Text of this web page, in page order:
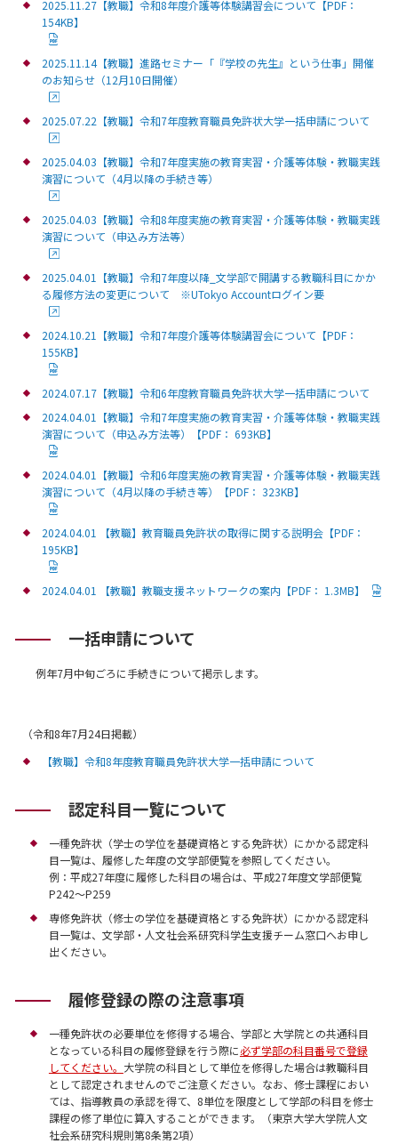
2025.11.27【教職】令和8年度介護等体験講習会について【PDF：
154KB】
2025.11.14【教職】進路セミナー「『学校の先生』という仕事」開催
のお知らせ（12月10日開催）
2025.07.22【教職】令和7年度教育職員免許状大学一括申請について
2025.04.03【教職】令和7年度実施の教育実習・介護等体験・教職実践
演習について（4月以降の手続き等）
2025.04.03【教職】令和8年度実施の教育実習・介護等体験・教職実践
演習について（申込み方法等）
2025.04.01【教職】令和7年度以降_文学部で開講する教職科目にかか
る履修方法の変更について ※UTokyo Accountログイン要
2024.10.21【教職】令和7年度介護等体験講習会について【PDF：
155KB】
2024.07.17【教職】令和6年度教育職員免許状大学一括申請について
2024.04.01【教職】令和7年度実施の教育実習・介護等体験・教職実践
演習について（申込み方法等）【PDF： 693KB】
2024.04.01【教職】令和6年度実施の教育実習・介護等体験・教職実践
演習について（4月以降の手続き等）【PDF： 323KB】
2024.04.01 【教職】教育職員免許状の取得に関する説明会【PDF：
195KB】
2024.04.01 【教職】教職支援ネットワークの案内【PDF： 1.3MB】
一括申請について
例年7月中旬ごろに手続きについて掲示します。
（令和8年7月24日掲載）
【教職】令和8年度教育職員免許状大学一括申請について
認定科目一覧について
一種免許状（学士の学位を基礎資格とする免許状）にかかる認定科
目一覧は、履修した年度の文学部便覧を参照してください。
例：平成27年度に履修した科目の場合は、平成27年度文学部便覧
P242～P259
専修免許状（修士の学位を基礎資格とする免許状）にかかる認定科
目一覧は、文学部・人文社会系研究科学生支援チーム窓口へお申し
出ください。
履修登録の際の注意事項
一種免許状の必要単位を修得する場合、学部と大学院との共通科目
となっている科目の履修登録を行う際に必ず学部の科目番号で登録
してください。 大学院の科目として単位を修得した場合は教職科目
として認定されませんのでご注意ください。なお、修士課程におい
ては、指導教員の承認を得て、8単位を限度として学部の科目を修士
課程の修了単位に算入することができます。（東京大学大学院人文
社会系研究科規則第8条第2項）